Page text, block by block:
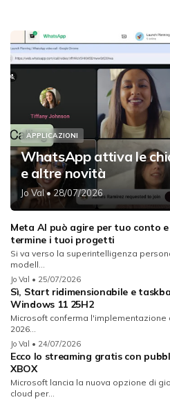
APPLICAZIONI
WhatsApp attiva le
e altre novità
Jo Val• 28/07/2026
Meta AI può agire per tuo conto
termine i tuoi progetti
Si va verso la superintelligenza
modell...
Jo Val • 25/07/2026
Sì, Start ridimensionabile e
Windows 11 25H2
Microsoft conferma l'implementazione
2026...
Jo Val • 24/07/2026
Ecco lo streaming gratis con
XBOX
Microsoft lancia la nuova opzione di
cloud per...